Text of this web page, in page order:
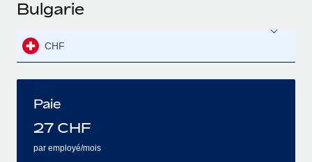
Bulgarie
CHF
Paie
27 CHF
par employé/mois